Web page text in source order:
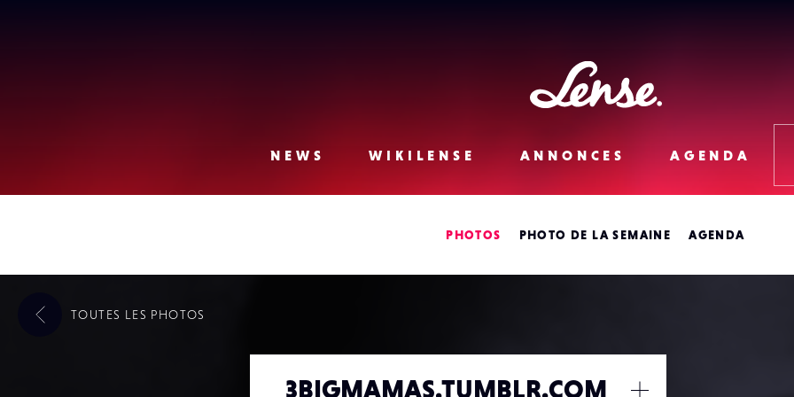
Lense
NEWS WIKILENSE ANNONCES AGENDA
PHOTOS PHOTO DE LA SEMAINE AGENDA
3BIGMAMAS.TUMBLR.COM
TOUTES LES PHOTOS